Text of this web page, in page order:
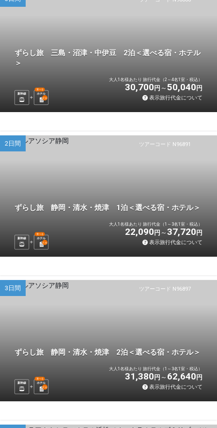
ずらし旅 三島・沼津・中伊豆 2泊＜選べる宿・ホテル
＞
新幹線 ホテル
選べる
2泊
大人1名様あたり 旅行代金（2～4名1室・税込）
30,700 円 50,040 円
表示旅行代金について
ツアーコード N96891
2日間
ずらし旅 静岡・清水・焼津 1泊＜選べる宿・ホテル＞
新幹線 ホテル
選べる
1 泊
大人1名様あたり 旅行代金（1～3名1室・税込）
22,090 円 37,720 円
表示旅行代金について
ツアーコード N96897
3日間
ずらし旅 静岡・清水・焼津 2泊＜選べる宿・ホテル＞
新幹線 ホテル
選べる
2泊
大人1名様あたり 旅行代金（1～3名1室・税込）
31,380 円 62,640 円
表示旅行代金について